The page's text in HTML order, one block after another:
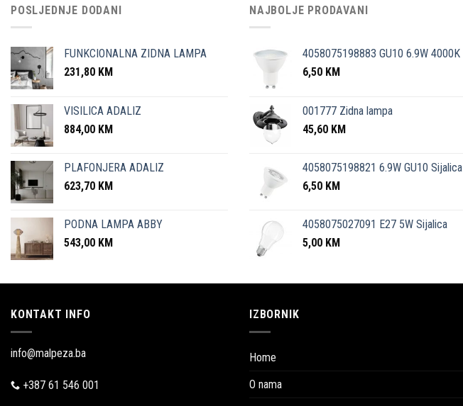
POSLJEDNJE DODANI
FUNKCIONALNA ZIDNA LAMPA
231,80 KM
VISILICA ADALIZ
884,00 KM
PLAFONJERA ADALIZ
623,70 KM
PODNA LAMPA ABBY
543,00 KM
NAJBOLJE PRODAVANI
4058075198883 GU10 6.9W 4000K
6,50 KM
001777 Zidna lampa
45,60 KM
4058075198821 6.9W GU10 Sijalica
6,50 KM
4058075027091 E27 5W Sijalica
5,00 KM
KONTAKT INFO
info@malpeza.ba
+387 61 546 001
IZBORNIK
Home
O nama